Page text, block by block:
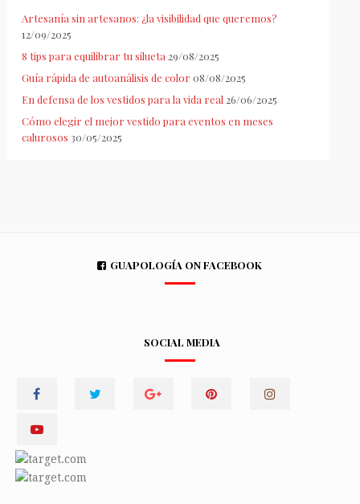
Artesanía sin artesanos: ¿la visibilidad que queremos?
12/09/2025
8 tips para equilibrar tu silueta 29/08/2025
Guía rápida de autoanálisis de color 08/08/2025
En defensa de los vestidos para la vida real 26/06/2025
Cómo elegir el mejor vestido para eventos en meses
calurosos 30/05/2025
GUAPOLOGÍA ON FACEBOOK
SOCIAL MEDIA